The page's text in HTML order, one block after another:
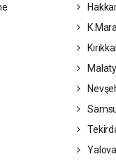
Yalova